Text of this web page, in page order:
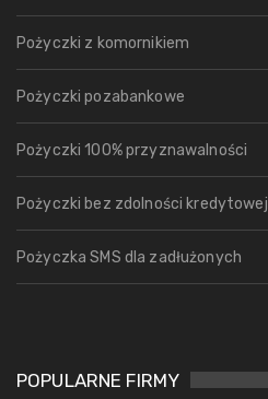
Pożyczki z komornikiem
Pożyczki pozabankowe
Pożyczki 100% przyznawalności
Pożyczki bez zdolności kredytowej
Pożyczka SMS dla zadłużonych
POPULARNE FIRMY